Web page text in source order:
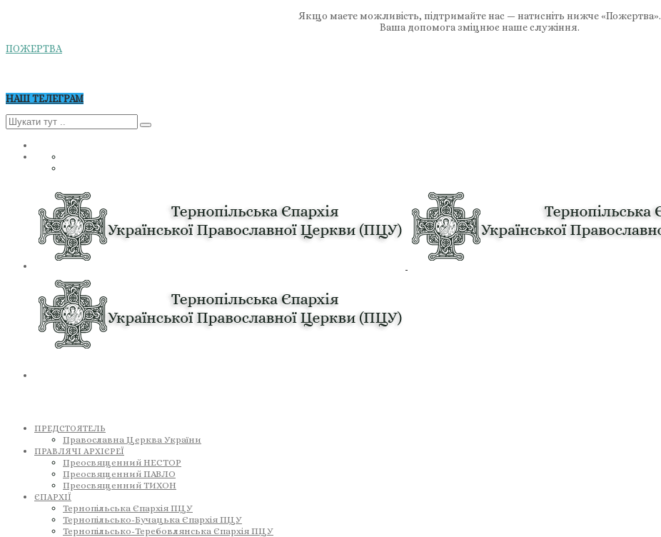
Якщо маєте можливість, підтримайте нас — натисніть нижче «Пожертва».
Ваша допомога зміцнює наше служіння.
ПОЖЕРТВА
НАШ ТЕЛЕГРАМ
ПРЕДСТОЯТЕЛЬ
Православна Церква України
ПРАВЛЯЧІ АРХІЄРЕЇ
Преосвященний НЕСТОР
Преосвященний ПАВЛО
Преосвященний ТИХОН
ЄПАРХІЇ
Тернопільська Єпархія ПЦУ
Тернопільсько-Бучацька Єпархія ПЦУ
Тернопільсько-Теребовлянська Єпархія ПЦУ